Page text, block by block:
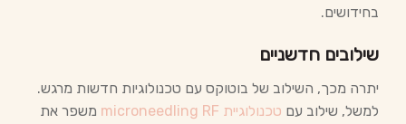
בחידושים.
שילובים חדשניים
יתרה מכך, השילוב של בוטוקס עם טכנולוגיות חדשות מרגש.
למשל, שילוב עם טכנולוגיית microneedling RF
משפר את